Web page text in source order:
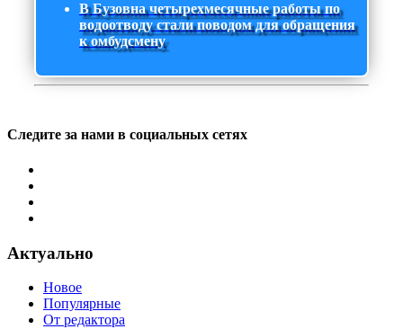
В Бузовна четырехмесячные работы по
водоотводу стали поводом для обращения
к омбудсмену
Следите за нами в социальных сетях
Актуально
Новое
Популярные
От редактора